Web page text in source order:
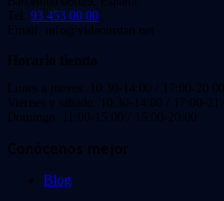
Tel: 93 453 00 00
Email: info@videoinstan.net
Horario tienda
Lunes a jueves: 10:30-14:00 / 17:00-20:00
Viernes y sábado: 10:30-14:00 / 17:00-
Domingo: 11:00-15:00 / 16:00-20:00
Conócenos mejor
Blog